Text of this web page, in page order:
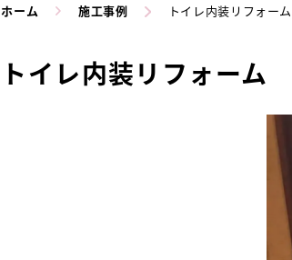
ホーム 施工事例 トイレ内装リフォーム
トイレ内装リフォーム